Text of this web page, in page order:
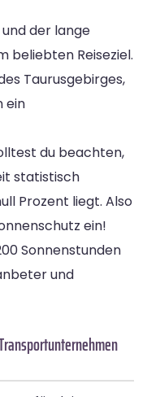
der lange
beliebten Reiseziel.
Taurusgebirges,
ein
du beachten,
statistisch
Prozent liegt. Also
ein!
Sonnenstunden
und